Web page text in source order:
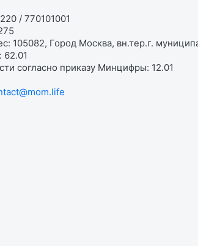
/ 770101001
105082, Город Москва, вн.тер.г.
согласно приказу Минцифры: 12.01